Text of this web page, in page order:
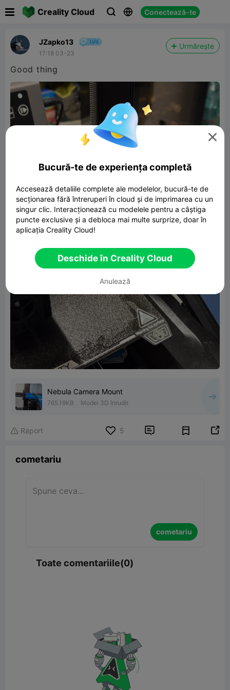
Creality Cloud   Conectează-te
JZapko13
17:18 03-23
Urmărește
Good thing
Nebula Camera Mount
765.19KB Model 3D înrudit
 Raport 5  
cometariu
cometariu
Toate comentariile(0)

Bucură-te de experiența completă
Accesează detaliile complete ale modelelor, bucură-te de
secționarea fără întreruperi în cloud și de imprimarea cu un
singur clic. Interacționează cu modelele pentru a câștiga
puncte exclusive și a debloca mai multe surprize, doar în
aplicația Creality Cloud!
Deschide în Creality Cloud
Anulează